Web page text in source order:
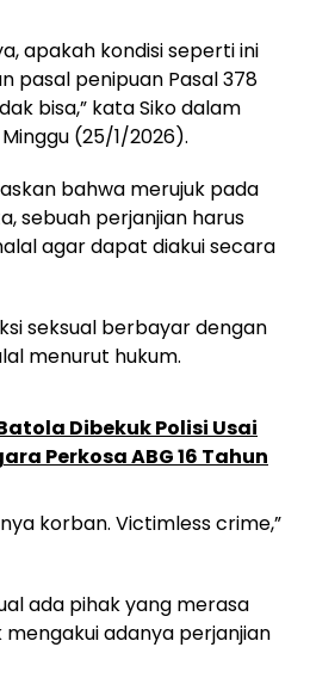
apakah kondisi seperti ini
pasal penipuan Pasal 378
bisa,” kata Siko dalam
(25/1/2026).
bahwa merujuk pada
sebuah perjanjian harus
agar dapat diakui secara
seksual berbayar dengan
menurut hukum.
Dibekuk Polisi Usai
Perkosa ABG 16 Tahun
korban. Victimless crime,”
ada pihak yang merasa
adanya perjanjian